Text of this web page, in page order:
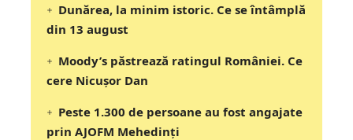
Dunărea, la minim istoric. Ce se întâmplă
din 13 august
Moody’s păstrează ratingul României. Ce
cere Nicușor Dan
Peste 1.300 de persoane au fost angajate
prin AJOFM Mehedinți